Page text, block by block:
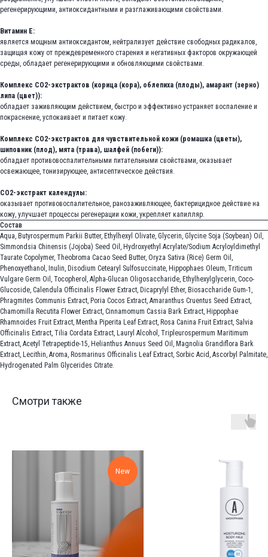
регенерирующими, антиоксидантными и разглаживающими свойствами.
Витамин Е:
является мощным антиоксидантом, нейтрализует действие свободных радикалов,
защищая кожу от преждевременного старения и негативных факторов окружающей
среды, обладает регенерирующими и обновляющими свойствами.
Комплекс СО2-экстрактов (корица (кора), облепиха (плоды), амарант (зерно)
липа (цвет)):
обладает заживляющим действием, быстро и эффективно устраняет воспаление и
покраснение, успокаивает и питает кожу.
Комплекс СО2-экстрактов для чувствительной кожи (ромашка (цветы),
шиповник (плод), мята (трава), шалфей (побеги)):
обладает противовоспалительными питательными свойствами, оказывает
освежающее, тонизирующее, антисептическое действия.
СО2-экстракт календулы:
оказывает противовоспалительное, ранозаживляющее, бактерицидное действие на
кожу, улучшает процессы регенерации кожи, укрепляет капилляр.
Состав
Aqua, Butyrospermum Parkii Butter, Ethylhexyl Olivate, Glycerin, Glycine Soja (Soybean) Oil,
Simmondsia Chinensis (Jojoba) Seed Oil, Hydroxyethyl Acrylate/Sodium Acryloyldimethyl
Taurate Copolymer, Theobroma Cacao Seed Butter, Oryza Sativa (Rice) Germ Oil,
Phenoxyethanol, Inulin, Disodium Cetearyl Sulfosuccinate, Hippophaes Oleum, Triticum
Vulgare Germ Oil, Tocopherol, Alpha-Glucan Oligosaccharide, Ethylhexylglycerin, Coco-
Glucoside, Calendula Officinalis Flower Extract, Dicaprylyl Ether, Biosaccharide Gum-1,
Phragmites Communis Extract, Poria Cocos Extract, Amaranthus Cruentus Seed Extract,
Chamomilla Recutita Flower Extract, Cinnamomum Cassia Bark Extract, Hippophae
Rhamnoides Fruit Extract, Mentha Piperita Leaf Extract, Rosa Canina Fruit Extract, Salvia
Officinalis Extract, Tilia Cordata Extract, Lauryl Alcohol, Tripleurospermum Maritimum
Extract, Acetyl Tetrapeptide-15, Helianthus Annuus Seed Oil, Magnolia Grandiflora Bark
Extract, Lecithin, Aroma, Rosmarinus Officinalis Leaf Extract, Sorbic Acid, Ascorbyl Palmitate,
Hydrogenated Palm Glycerides Citrate.
Смотри также
New